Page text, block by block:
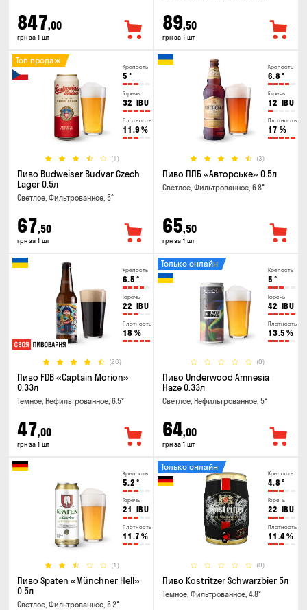
847,00
грн за 1 шт
89,50
грн за 1 шт
Крепость
5 °
Горечь
32 IBU
Плотность
11.9 %
(1)
Топ продаж
Пиво Budweiser Budvar Czech
Lager 0.5л
Светлое, Фильтрованное, 5°
67,50
грн за 1 шт
Крепость
6.8 °
Горечь
12 IBU
Плотность
17 %
(3)
Пиво ППБ «Авторське» 0.5л
Светлое, Фильтрованное, 6.8°
65,50
грн за 1 шт
Крепость
6.5 °
Горечь
22 IBU
Плотность
18 %
(26)
Пиво FDB «Captain Morion»
0.33л
Темное, Нефильтрованное, 6.5°
47,00
грн за 1 шт
Крепость
5 °
Горечь
42 IBU
Плотность
13.5 %
(0)
Только онлайн
Пиво Underwood Amnesia
Haze 0.33л
Светлое, Нефильтрованное, 5°
64,00
грн за 1 шт
Крепость
5.2 °
Горечь
21 IBU
Плотность
11.7 %
(1)
Пиво Spaten «Münchner Hell»
0.5л
Светлое, Фильтрованное, 5.2°
Крепость
4.8 °
Горечь
22 IBU
Плотность
11.4%
(0)
Только онлайн
Пиво Kostritzer Schwarzbier 5л
Темное, Фильтрованное, 4.8°